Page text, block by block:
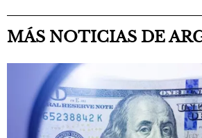
MÁS NOTICIAS DE